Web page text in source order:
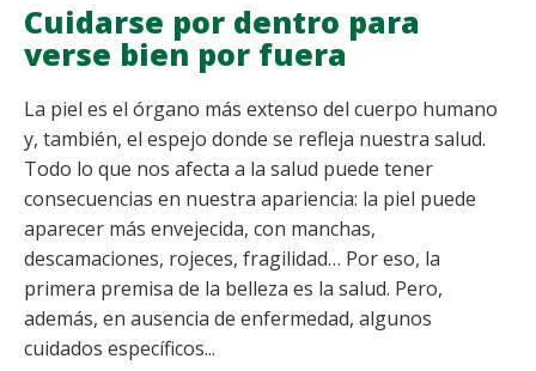
Cuidarse por dentro para
verse bien por fuera
La piel es el órgano más extenso del cuerpo humano
y, también, el espejo donde se refleja nuestra salud.
Todo lo que nos afecta a la salud puede tener
consecuencias en nuestra apariencia: la piel puede
aparecer más envejecida, con manchas,
descamaciones, rojeces, fragilidad… Por eso, la
primera premisa de la belleza es la salud. Pero,
además, en ausencia de enfermedad, algunos
cuidados específicos...